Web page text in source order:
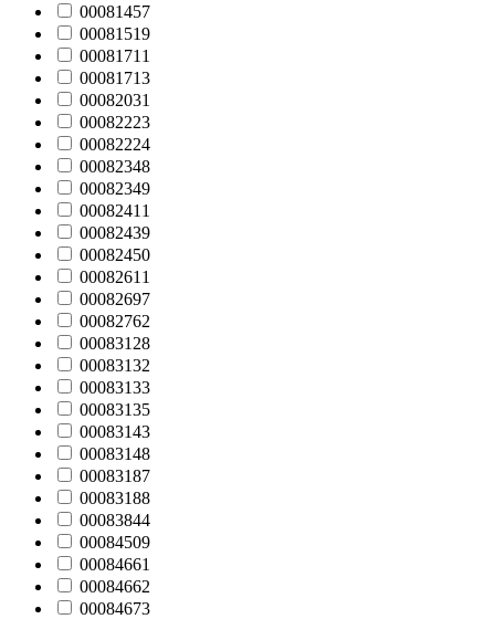
00081457
00081519
00081711
00081713
00082031
00082223
00082224
00082348
00082349
00082411
00082439
00082450
00082611
00082697
00082762
00083128
00083132
00083133
00083135
00083143
00083148
00083187
00083188
00083844
00084509
00084661
00084662
00084673